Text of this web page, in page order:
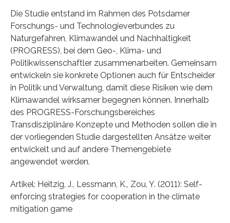
Die Studie entstand im Rahmen des Potsdamer
Forschungs- und Technologieverbundes zu
Naturgefahren, Klimawandel und Nachhaltigkeit
(PROGRESS), bei dem Geo-, Klima- und
Politikwissenschaftler zusammenarbeiten. Gemeinsam
entwickeln sie konkrete Optionen auch für Entscheider
in Politik und Verwaltung, damit diese Risiken wie dem
Klimawandel wirksamer begegnen können. Innerhalb
des PROGRESS-Forschungsbereiches
Transdisziplinäre Konzepte und Methoden sollen die in
der vorliegenden Studie dargestellten Ansätze weiter
entwickelt und auf andere Themengebiete
angewendet werden.
Artikel: Heitzig, J., Lessmann, K., Zou, Y. (2011): Self-
enforcing strategies for cooperation in the climate
mitigation game